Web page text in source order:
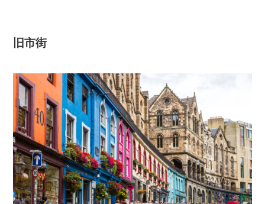
旧市街